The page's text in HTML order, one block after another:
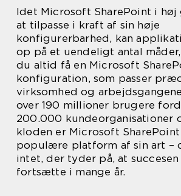
Idet Microsoft SharePoint i høj
at tilpasse i kraft af sin høje
konfigurerbarhed, kan
op på et uendeligt antal måder,
du altid få en Microsoft
konfiguration, som passer
virksomhed og
over 190 millioner brugere
200.000 kundeorganisationer
kloden er Microsoft
populære platform af sin art –
intet, der tyder på, at
fortsætte i mange år.